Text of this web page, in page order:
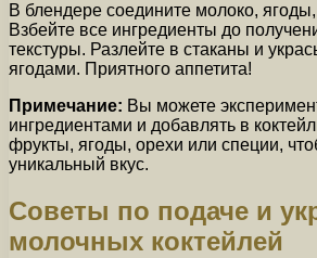
В блендере соедините молоко,
Взбейте все ингредиенты до
текстуры. Разлейте в стаканы и
ягодами. Приятного аппетита!
Примечание: Вы можете
ингредиентами и добавлять в
фрукты, ягоды, орехи или специи,
уникальный вкус.
Советы по подаче и
молочных коктейлей